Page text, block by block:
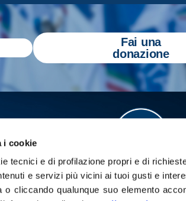
i cookie
tecnici e di profilazione propri e di
e servizi più vicini ai tuoi gusti e
o cliccando qualunque suo elemento
Fai una
donazione